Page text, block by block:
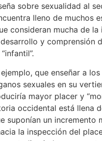
sobre sexualidad al
lleno de muchos
consideran mucha de
y comprensión
que enseñar a
sexuales en su
mayor placer y
occidental está llena
suponían un incremento
la inspección del